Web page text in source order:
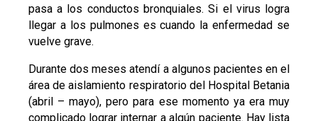
pasa a los conductos bronquiales. Si el virus logra
llegar a los pulmones es cuando la enfermedad se
vuelve grave.
Durante dos meses atendí a algunos pacientes en el
área de aislamiento respiratorio del Hospital Betania
(abril – mayo), pero para ese momento ya era muy
complicado lograr internar a algún paciente. Hay lista